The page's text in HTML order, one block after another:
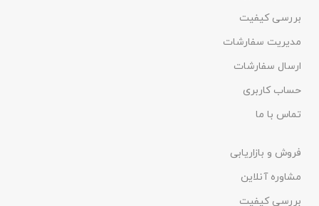
بررسی کیفیت
مدیریت سفارشات
ارسال سفارشات
حساب کاربری
تماس با ما
فروش و بازاریابی
مشاوره آنلاین
بررسی کیفیت